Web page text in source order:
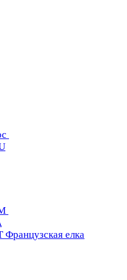
Французская елка